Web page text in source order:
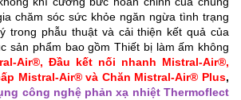
chăm sóc sức khỏe ngăn ngừa tình trạng
trong phẫu thuật và cải thiện kết quả của
sản phẩm bao gồm Thiết bị làm ấm không
Air®, Đầu kết nối nhanh Mistral-Air®,
Mistral-Air® và Chăn Mistral-Air® Plus,
công nghệ phản xạ nhiệt Thermoflect